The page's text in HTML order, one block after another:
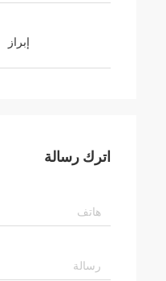
إبراز
اترك رسالة